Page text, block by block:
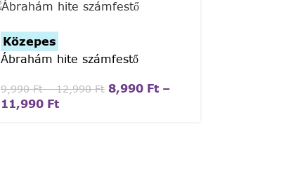
Közepes
Ábrahám hite számfestő
9,990Ft – 12,990Ft 8,990 Ft –
11,990 Ft